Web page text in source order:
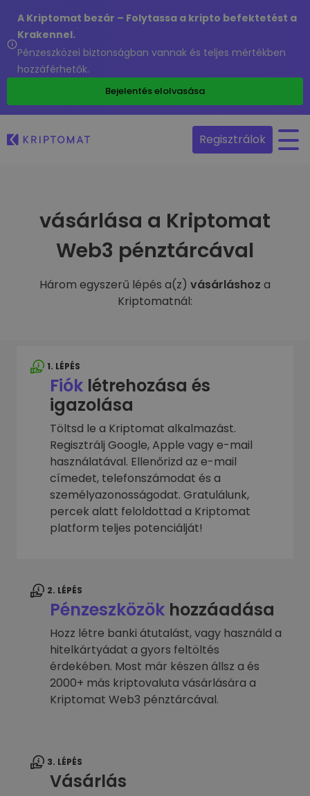
A Kriptomat bezár – Folytassa a kripto befektetést a
Krakennel.
Pénzeszközei biztonságban vannak és teljes mértékben
hozzáférhetők.
Bejelentés elolvasása
Regisztrálok
vásárlása a Kriptomat
Web3 pénztárcával
Három egyszerű lépés a(z) vásárláshoz a
Kriptomatnál:
1. LÉPÉS
Fiók létrehozása és
igazolása
Töltsd le a Kriptomat alkalmazást.
Regisztrálj Google, Apple vagy e-mail
használatával. Ellenőrizd az e-mail
címedet, telefonszámodat és a
személyazonosságodat. Gratulálunk,
percek alatt feloldottad a Kriptomat
platform teljes potenciálját!
2. LÉPÉS
Pénzeszközök hozzáadása
Hozz létre banki átutalást, vagy használd a
hitelkártyádat a gyors feltöltés
érdekében. Most már készen állsz a és
2000+ más kriptovaluta vásárlására a
Kriptomat Web3 pénztárcával.
3. LÉPÉS
Vásárlás